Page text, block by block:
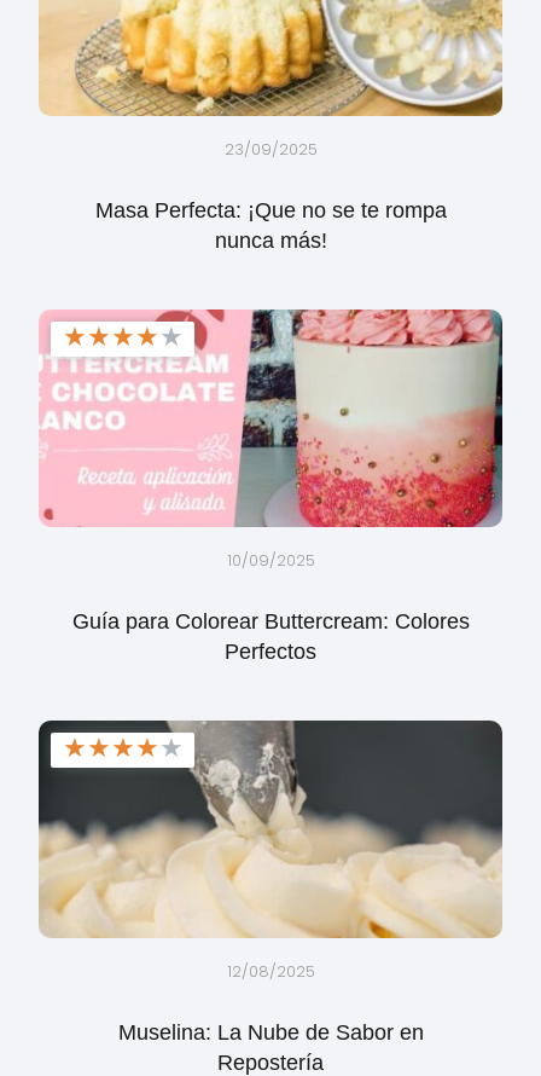
23/09/2025
Masa Perfecta: ¡Que no se te rompa
nunca más!
★★★★★
10/09/2025
Guía para Colorear Buttercream: Colores
Perfectos
★★★★★
12/08/2025
Muselina: La Nube de Sabor en
Repostería